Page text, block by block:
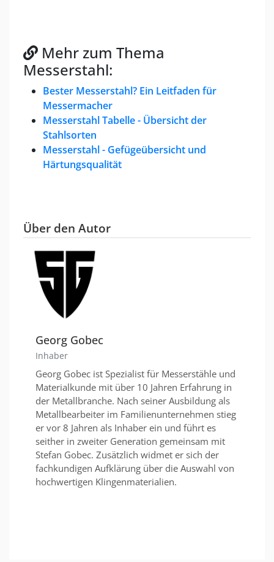
Mehr zum Thema
Messerstahl:
Bester Messerstahl? Ein Leitfaden für
Messermacher
Messerstahl Tabelle - Übersicht der
Stahlsorten
Messerstahl - Gefügeübersicht und
Härtungsqualität
Über den Autor
Georg Gobec
Inhaber
Georg Gobec ist Spezialist für Messerstähle und
Materialkunde mit über 10 Jahren Erfahrung in
der Metallbranche. Nach seiner Ausbildung als
Metallbearbeiter im Familienunternehmen stieg
er vor 8 Jahren als Inhaber ein und führt es
seither in zweiter Generation gemeinsam mit
Stefan Gobec. Zusätzlich widmet er sich der
fachkundigen Aufklärung über die Auswahl von
hochwertigen Klingenmaterialien.